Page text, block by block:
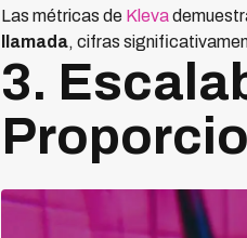
Las métricas de Kleva
llamada, cifras
3.